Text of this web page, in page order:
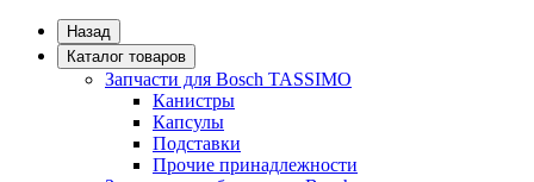
Назад
Каталог товаров
Запчасти для Bosch TASSIMO
Канистры
Капсулы
Подставки
Прочие принадлежности